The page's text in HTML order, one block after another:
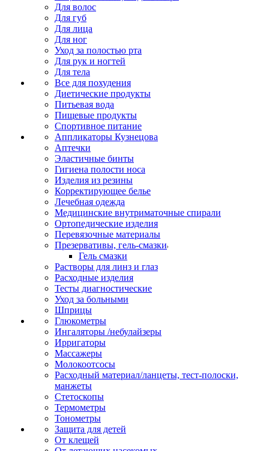
Для волос
Для губ
Для лица
Для ног
Уход за полостью рта
Для рук и ногтей
Для тела
Все для похудения
Диетические продукты
Питьевая вода
Пищевые продукты
Спортивное питание
Аппликаторы Кузнецова
Аптечки
Эластичные бинты
Гигиена полости носа
Изделия из резины
Корректирующее белье
Лечебная одежда
Медицинские внутриматочные спирали
Ортопедические изделия
Перевязочные материалы
Презервативы, гель-смазки
Гель смазки
Растворы для линз и глаз
Расходные изделия
Тесты диагностические
Уход за больными
Шприцы
Глюкометры
Ингаляторы /небулайзеры
Ирригаторы
Массажеры
Молокоотсосы
Расходный материал/ланцеты, тест-полоски,
манжеты
Стетоскопы
Термометры
Тонометры
Защита для детей
От клещей